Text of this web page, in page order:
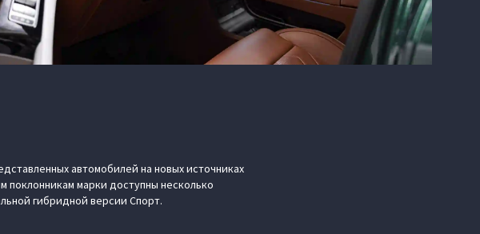
автомобилей на новых источниках
поклонникам марки доступны несколько
гибридной версии Спорт.